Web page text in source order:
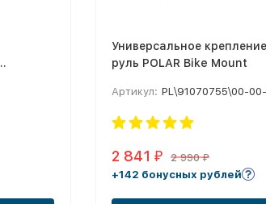
Универсальное
руль POLAR Bike Mount
Артикул: PL\91070755\00-
2 841 ₽ 2 990₽
+142 бонусных рублей